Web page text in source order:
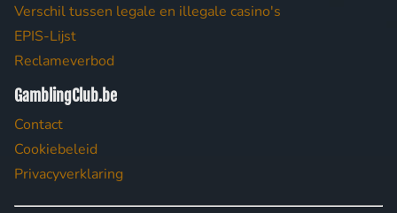
Verschil tussen legale en illegale casino's
EPIS-Lijst
Reclameverbod
GamblingClub.be
Contact
Cookiebeleid
Privacyverklaring